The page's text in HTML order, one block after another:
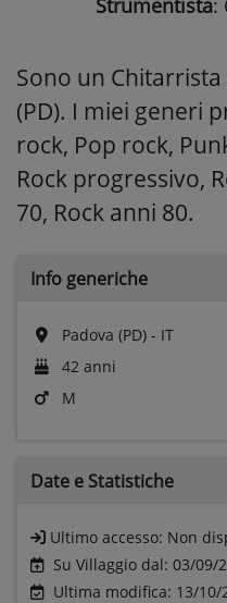
Sono un
(PD). I miei generi
rock, Pop rock,
Rock progressivo,
70, Rock anni 80.
Info generiche
Padova (PD) - IT
42 anni
M
Date e Statistiche
Ultimo accesso: Non
Su Villaggio dal: 03/09/
Ultima modifica: 13/10/